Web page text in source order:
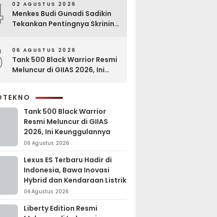
02 AGUSTUS 2026
Menkes Budi Gunadi Sadikin
Tekankan Pentingnya Skrining
06 AGUSTUS 2026
Tank 500 Black Warrior Resmi
Meluncur di GIIAS 2026, Ini
Tank 500 Black Warrior
Resmi Meluncur di GIIAS
2026, Ini Keunggulannya
06 Agustus 2026
Lexus ES Terbaru Hadir di
Indonesia, Bawa Inovasi
Hybrid dan Kendaraan Listrik
04 Agustus 2026
Liberty Edition Resmi